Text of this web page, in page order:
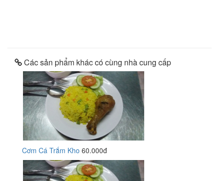
Các sản phẩm khác có cùng nhà cung cấp
Cơm Cá Trắm Kho 60.000đ